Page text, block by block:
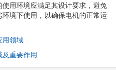
用环境应满足其设计要求，避免
境下使用，以确保电机的正常运
用领域
及重要作用